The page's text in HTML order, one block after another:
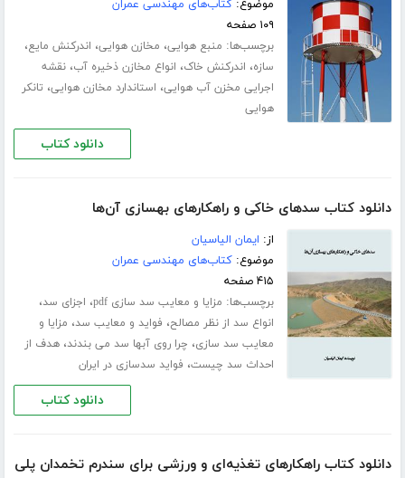
موضوع:کتاب‌های مهندسی عمران
۱۰۹ صفحه
برچسب‌ها: منبع هوایی، مخازن هوایی، اندرکنش مایع،
سازه، اندرکنش خاک، انواع مخازن ذخیره آب،نقشه
اجرایی مخزن آب هوایی، استاندارد مخازن هوایی، تانکر
هوایی
دانلود کتاب
دانلود کتاب سدهای خاکی و راهکارهای بهسازی آن‌ها
از: ایمان الیاسیان
موضوع:کتاب‌های مهندسی عمران
۴۱۵ صفحه
برچسب‌ها: مزایا و معایب سد سازی pdf ، اجزای سد،
انواع سد از نظر مصالح، فواید و معایب سد، مزایا و
معایب سد سازی، چرا روی آبها سد می بندند،هدف از
احداث سد چیست، فواید سدسازی در ایران
دانلود کتاب
دانلود کتاب راهکارهای تغذیه‌ای و ورزشی برای سندرم تخمدان پلی